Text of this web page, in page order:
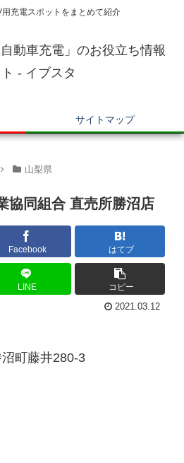
充電スポットをまとめて紹介
動車充電」のお役立ち情報
- イブスタ
サイトマップ
山梨県
協同組合 直売所勝沼店
Facebook はてブ
LINE コピー
2021.03.12
町藤井280-3